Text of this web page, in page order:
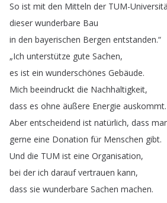
So ist mit den Mitteln der TUM-
dieser wunderbare Bau
in den bayerischen Bergen entstanden.“
„Ich unterstütze gute Sachen,
es ist ein wunderschönes Gebäude.
Mich beeindruckt die Nachhaltigkeit,
dass es ohne äußere Energie auskommt.
Aber entscheidend ist natürlich, dass
gerne eine Donation für Menschen gibt.
Und die TUM ist eine Organisation,
bei der ich darauf vertrauen kann,
dass sie wunderbare Sachen machen.